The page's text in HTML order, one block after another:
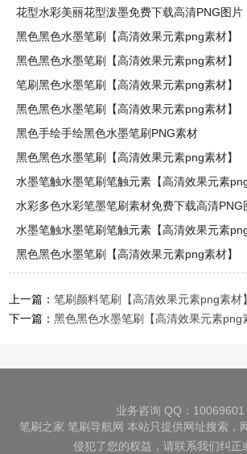
图片
花型水彩美丽花型泼墨免费下载高清PNG图片
黑色黑色水墨笔刷【高清效果元素png素材】
黑色黑色水墨笔刷【高清效果元素png素材】
笔刷黑色水墨笔刷【高清效果元素png素材】
黑色黑色水墨笔刷【高清效果元素png素材】
黑色手绘手绘黑色水墨笔刷PNG素材
黑色黑色水墨笔刷【高清效果元素png素材】
水墨笔触水墨笔刷笔触元素【高清效果元素png
水彩多色水彩笔墨笔刷素材免费下载高清PNG
水墨笔触水墨笔刷笔触元素【高清效果元素png
黑色黑色水墨笔刷【高清效果元素png素材】
上一篇：笔刷颜料笔刷【高清效果元素png素材】
下一篇：黑色黑色水墨笔刷【高清效果元素png
业务咨询 QQ：10069601
笔刷之家 笔刷导航网 本站只提供网址搜索，
侵犯了您的权益，请联系我们纠正